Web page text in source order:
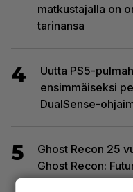
matkustajalla on
tarinansa
4
Uutta PS5-
ensimmäiseksi
DualSense-
5
Ghost Recon 25
Ghost Recon:
Ghost Recon